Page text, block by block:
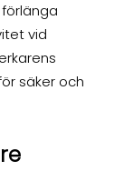
vid
säker och